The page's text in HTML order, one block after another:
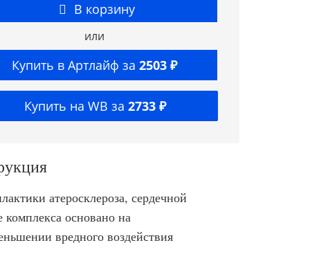
В корзину
или
Купить в Артлайф за2503 ₽
Купить на WB за2733 ₽
атеросклероза, сердечной
комплекса основано на
вредного воздействия